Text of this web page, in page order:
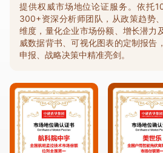
提供权威市场地位论证服务。依托
300+资深分析师团队，从政策趋势
维度，量化企业市场份额、增长潜力
威数据背书、可视化图表的定制报告
申报、战略决策中精准亮剑。